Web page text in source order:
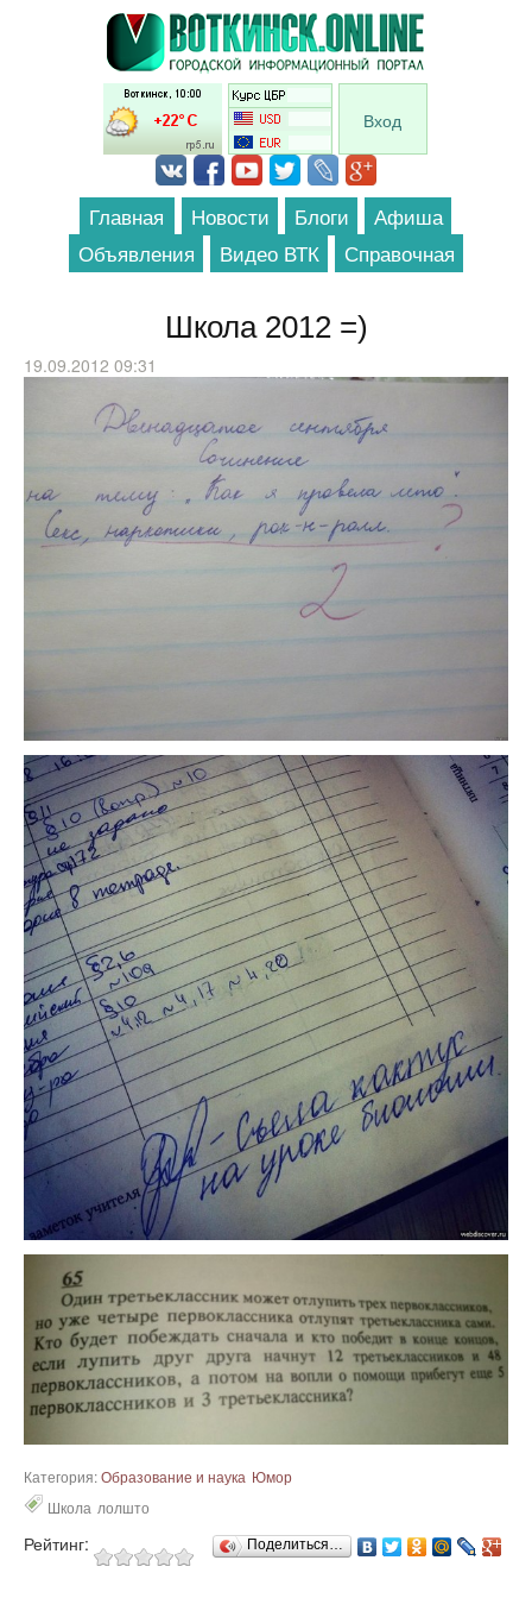
Перейти к основному содержанию
Вход
Главная Новости Блоги
Афиша
Объявления
Видео ВТК Справочная
Школа 2012 =)
19.09.2012 09:31
Категория:Образование и наука Юмор
Школа лолшто
Рейтинг: Поделиться…